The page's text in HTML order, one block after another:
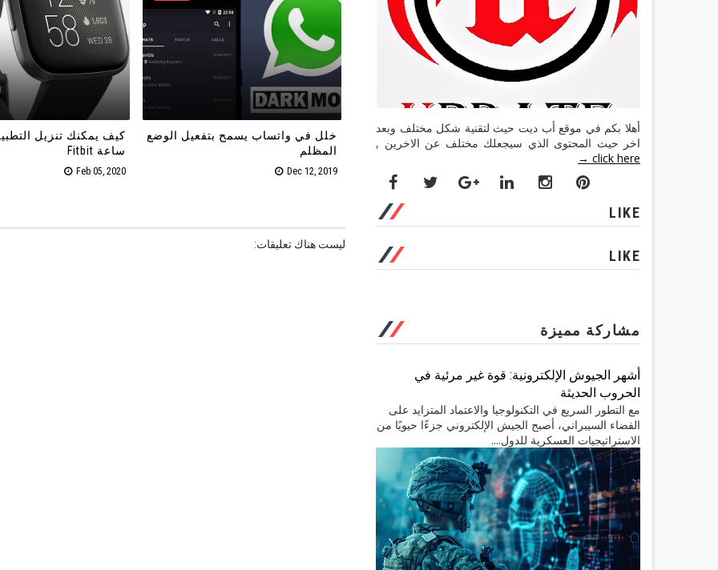
كيف يمكنك تنزيل
ساعة Fitbit
Feb 05, 2020
خلل في واتساب يسمح بتفعيل الوضع
المظلم
Dec 12, 2019
ليست هناك تعليقات:
أهلا بكم في موقع أب ديت حيث لتقنية شكل مختلف وبعد
اخر حيث المحتوى الذي سيجعلك مختلف عن الاخرين ,
click here →
LIKE
LIKE
مشاركة مميزة
أشهر الجيوش الإلكترونية: قوة غير مرئية في
الحروب الحديثة
مع التطور السريع في التكنولوجيا والاعتماد المتزايد على
الفضاء السيبراني، أصبح الجيش الإلكتروني جزءًا حيويًا من
الاستراتيجيات العسكرية للدول....